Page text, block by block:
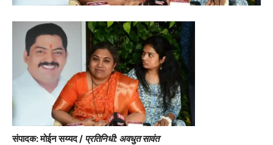
संपादक: मोईन सय्यद / प्रतिनिधी: अवधुत सावंत